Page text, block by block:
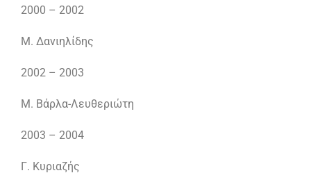
2000 – 2002
Μ. Δανιηλίδης
2002 – 2003
Μ. Βάρλα-Λευθεριώτη
2003 – 2004
Γ. Κυριαζής